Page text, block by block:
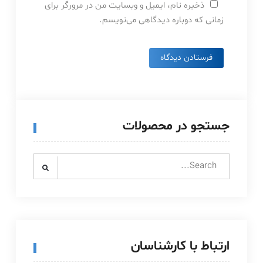
ذخیره نام، ایمیل و وبسایت من در مرورگر برای
زمانی که دوباره دیدگاهی می‌نویسم.
جستجو در محصولات
Search
ارتباط با کارشناسان